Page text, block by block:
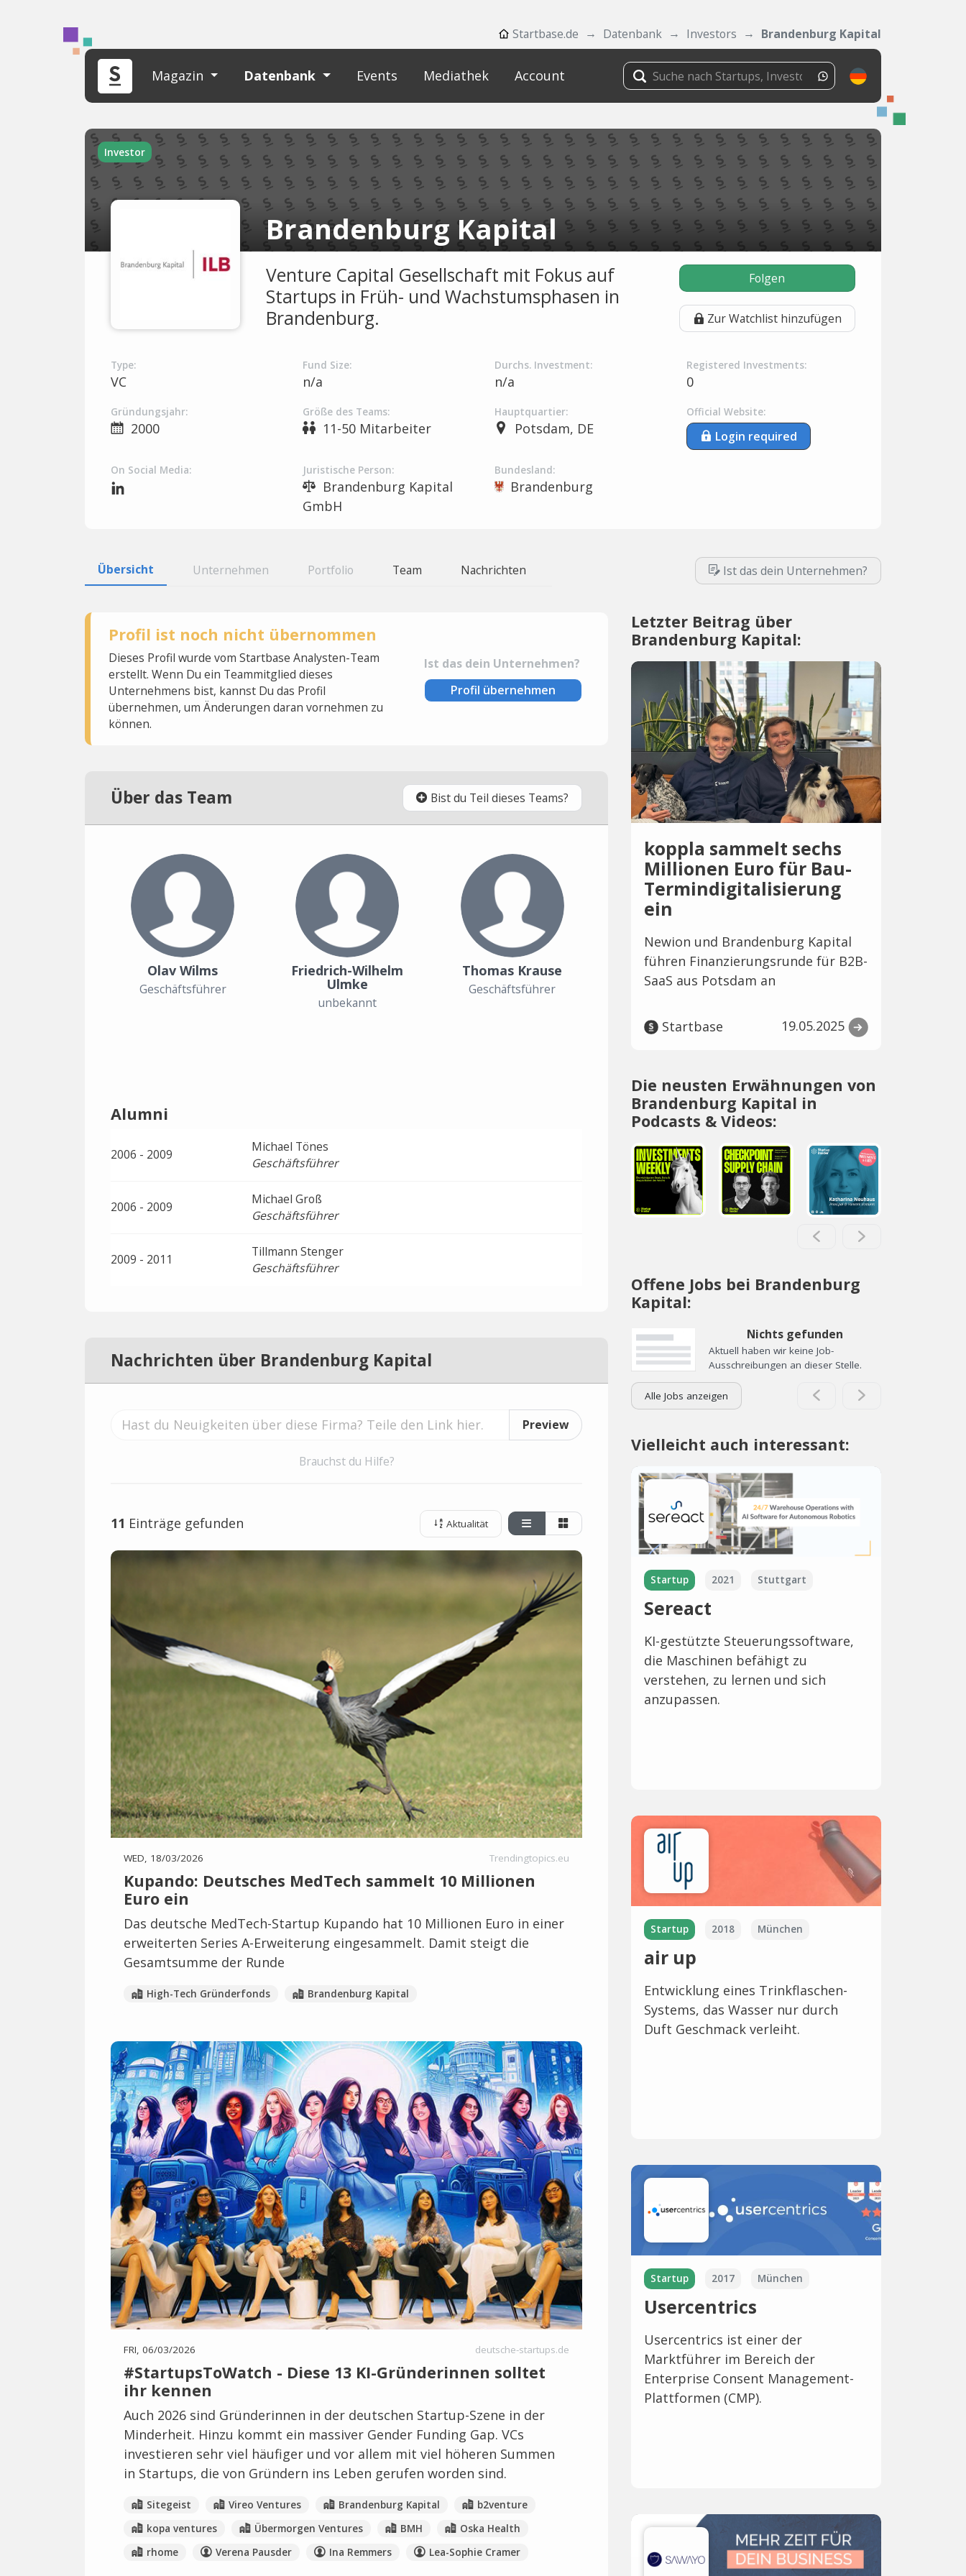
Startbase.de Datenbank Investors Brandenburg Kapital
Magazin Datenbank Events Mediathek Account
Investor
Brandenburg Kapital
Venture Capital Gesellschaft mit Fokus auf
Startups in Früh- und Wachstumsphasen in
Brandenburg.
Folgen
Zur Watchlist hinzufügen
Type:
VC
Fund Size:
n/a
Durchs. Investment:
n/a
Registered Investments:
0
Gründungsjahr:
2000
Größe des Teams:
11-50 Mitarbeiter
Hauptquartier:
Potsdam, DE
Official Website:
Login required
On Social Media: Juristische Person:
Brandenburg Kapital
GmbH
Bundesland:
Brandenburg
Übersicht Unternehmen Portfolio Team Nachrichten Ist das dein Unternehmen?
Profil ist noch nicht übernommen
Dieses Profil wurde vom Startbase Analysten-Team
erstellt. Wenn Du ein Teammitglied dieses
Unternehmens bist, kannst Du das Profil
übernehmen, um Änderungen daran vornehmen zu
können.
Ist das dein Unternehmen?
Profil übernehmen
Über das Team Bist du Teil dieses Teams?
Olav Wilms
Geschäftsführer
Friedrich-Wilhelm
Ulmke
unbekannt
Thomas Krause
Geschäftsführer
Alumni
2006 - 2009
Michael Tönes
Geschäftsführer
2006 - 2009
Michael Groß
Geschäftsführer
2009 - 2011
Tillmann Stenger
Geschäftsführer
Nachrichten über Brandenburg Kapital
Preview
Brauchst du Hilfe?
11 Einträge gefunden Aktualität
WED, 18/03/2026 Trendingtopics.eu
Kupando: Deutsches MedTech sammelt 10 Millionen
Euro ein
Das deutsche MedTech-Startup Kupando hat 10 Millionen Euro in einer
erweiterten Series A-Erweiterung eingesammelt. Damit steigt die
Gesamtsumme der Runde
High-Tech Gründerfonds Brandenburg Kapital
FRI, 06/03/2026 deutsche-startups.de
#StartupsToWatch - Diese 13 KI-Gründerinnen solltet
ihr kennen
Auch 2026 sind Gründerinnen in der deutschen Startup-Szene in der
Minderheit. Hinzu kommt ein massiver Gender Funding Gap. VCs
investieren sehr viel häufiger und vor allem mit viel höheren Summen
in Startups, die von Gründern ins Leben gerufen worden sind.
Sitegeist Vireo Ventures Brandenburg Kapital
b2venture
kopa ventures
Übermorgen Ventures BMH
Oska Health
rhome
Verena Pausder Ina Remmers Lea-Sophie Cramer
Letzter Beitrag über
Brandenburg Kapital:
koppla sammelt sechs
Millionen Euro für Bau-
Termindigitalisierung
ein
Newion und Brandenburg Kapital
führen Finanzierungsrunde für B2B-
SaaS aus Potsdam an
Startbase 19.05.2025
Die neusten Erwähnungen von
Brandenburg Kapital in
Podcasts & Videos:
Offene Jobs bei Brandenburg
Kapital:
Nichts gefunden
Aktuell haben wir keine Job-
Ausschreibungen an dieser Stelle.
Alle Jobs anzeigen
Vielleicht auch interessant:
Startup 2021 Stuttgart
Sereact
KI-gestützte Steuerungssoftware,
die Maschinen befähigt zu
verstehen, zu lernen und sich
anzupassen.
Startup 2018 München
air up
Entwicklung eines Trinkflaschen-
Systems, das Wasser nur durch
Duft Geschmack verleiht.
Startup 2017 München
Usercentrics
Usercentrics ist einer der
Marktführer im Bereich der
Enterprise Consent Management-
Plattformen (CMP).